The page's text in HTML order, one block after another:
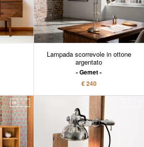
Lampada scorrevole in ottone
argentato
Gemet
€ 240